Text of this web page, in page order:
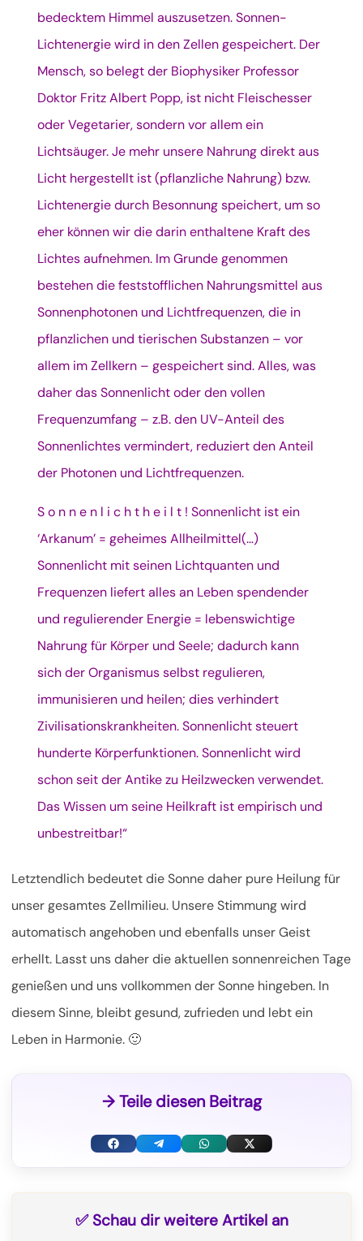
bedecktem Himmel auszusetzen. Sonnen-
Lichtenergie wird in den Zellen gespeichert. Der
Mensch, so belegt der Biophysiker Professor
Doktor Fritz Albert Popp, ist nicht Fleischesser
oder Vegetarier, sondern vor allem ein
Lichtsäuger. Je mehr unsere Nahrung direkt aus
Licht hergestellt ist (pflanzliche Nahrung) bzw.
Lichtenergie durch Besonnung speichert, um so
eher können wir die darin enthaltene Kraft des
Lichtes aufnehmen. Im Grunde genommen
bestehen die feststofflichen Nahrungsmittel aus
Sonnenphotonen und Lichtfrequenzen, die in
pflanzlichen und tierischen Substanzen – vor
allem im Zellkern – gespeichert sind. Alles, was
daher das Sonnenlicht oder den vollen
Frequenzumfang – z.B. den UV-Anteil des
Sonnenlichtes vermindert, reduziert den Anteil
der Photonen und Lichtfrequenzen.
S o n n e n l i c h t h e i l t ! Sonnenlicht ist ein
‘Arkanum’ = geheimes Allheilmittel(…)
Sonnenlicht mit seinen Lichtquanten und
Frequenzen liefert alles an Leben spendender
und regulierender Energie = lebenswichtige
Nahrung für Körper und Seele; dadurch kann
sich der Organismus selbst regulieren,
immunisieren und heilen; dies verhindert
Zivilisationskrankheiten. Sonnenlicht steuert
hunderte Körperfunktionen. Sonnenlicht wird
schon seit der Antike zu Heilzwecken verwendet.
Das Wissen um seine Heilkraft ist empirisch und
unbestreitbar!“
Letztendlich bedeutet die Sonne daher pure Heilung für
unser gesamtes Zellmilieu. Unsere Stimmung wird
automatisch angehoben und ebenfalls unser Geist
erhellt. Lasst uns daher die aktuellen sonnenreichen Tage
genießen und uns vollkommen der Sonne hingeben. In
diesem Sinne, bleibt gesund, zufrieden und lebt ein
Leben in Harmonie. 🙂
→ Teile diesen Beitrag
F
T
W
X
T
✅ Schau dir weitere Artikel an